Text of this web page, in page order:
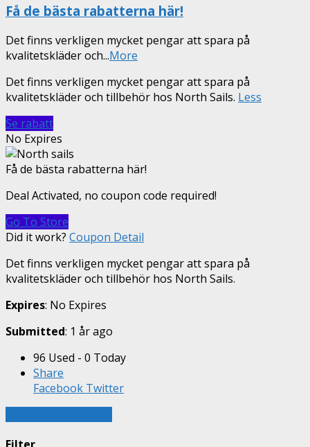
Få de bästa rabatterna här!
Det finns verkligen mycket pengar att spara på
kvalitetskläder och...More
Det finns verkligen mycket pengar att spara på
kvalitetskläder och tillbehör hos North Sails. Less
Se rabatt
No Expires
Få de bästa rabatterna här!
Deal Activated, no coupon code required!
Go To Store
Did it work? Coupon Detail
Det finns verkligen mycket pengar att spara på
kvalitetskläder och tillbehör hos North Sails.
Expires: No Expires
Submitted: 1 år ago
96 Used - 0 Today
Share
Facebook Twitter